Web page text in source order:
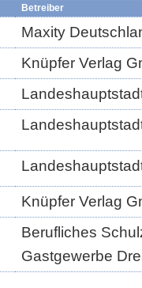
Betreiber
Maxity
Knüpfer Verlag
Knüpfer Verlag
Berufliches
Gastgewerbe